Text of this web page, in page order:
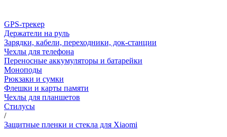
GPS-трекер
Держатели на руль
Зарядки, кабели, переходники, док-станции
Чехлы для телефона
Переносные аккумуляторы и батарейки
Моноподы
Рюкзаки и сумки
Флешки и карты памяти
Чехлы для планшетов
Стилусы
/
Защитные пленки и стекла для Xiaomi